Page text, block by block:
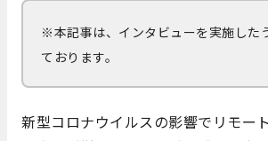
※本記事は、インタビューを実施した
ております。
新型コロナウイルスの影響でリモー